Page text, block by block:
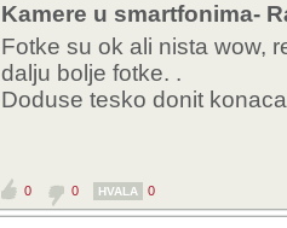
Kamere u smartfonima-
Fotke su ok ali nista wow,
dalju bolje fotke. .
Doduse tesko donit
0 0 HVALA 0